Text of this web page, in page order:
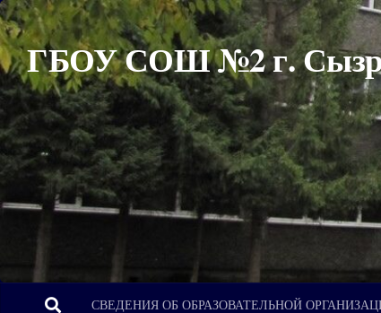
Перейти к содержимому
ГБОУ СОШ №2 г.
СВЕДЕНИЯ ОБ ОБРАЗОВАТЕЛЬНОЙ